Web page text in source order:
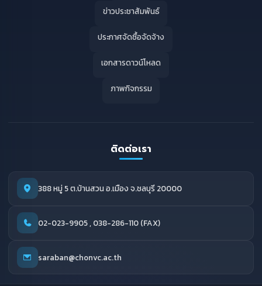
ข่าวประชาสัมพันธ์
ประกาศจัดซื้อจัดจ้าง
เอกสารดาวน์โหลด
ภาพกิจกรรม
ติดต่อเรา
388 หมู่ 5 ต.บ้านสวน อ.เมือง จ.ชลบุรี 20000
02-023-9905 , 038-286-110 (FAX)
saraban@chonvc.ac.th